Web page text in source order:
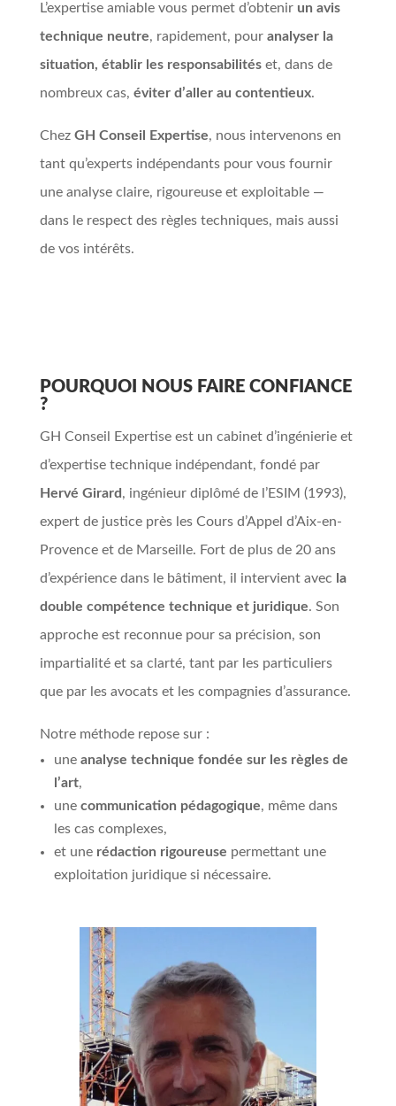
L’expertise amiable vous permet d’obtenir un avis
technique neutre, rapidement, pour analyser la
situation, établir les responsabilitéset, dans de
nombreux cas, éviter d’aller au contentieux.
Chez GH Conseil Expertise, nous intervenons en
tant qu’experts indépendants pour vous fournir
une analyse claire, rigoureuse et exploitable —
dans le respect des règles techniques, mais aussi
de vos intérêts.
POURQUOI NOUS FAIRE CONFIANCE
?
GH Conseil Expertise est un cabinet d’ingénierie et
d’expertise technique indépendant, fondé par
Hervé Girard , ingénieur diplômé de l’ESIM (1993),
expert de justice près les Cours d’Appel d’Aix-en-
Provence et de Marseille. Fort de plus de 20 ans
d’expérience dans le bâtiment, il intervient avec la
double compétence technique et juridique. Son
approche est reconnue pour sa précision, son
impartialité et sa clarté, tant par les particuliers
que par les avocats et les compagnies d’assurance.
Notre méthode repose sur :
une analyse technique fondée sur les règles de
l’art,
une communication pédagogique, même dans
les cas complexes,
et une rédaction rigoureuse permettant une
exploitation juridique si nécessaire.